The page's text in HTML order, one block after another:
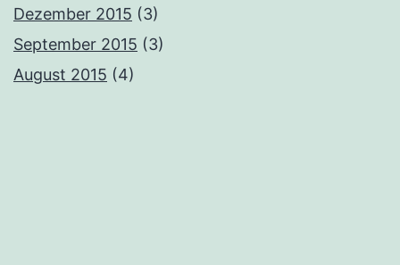
Dezember 2015 (3)
September 2015 (3)
August 2015 (4)